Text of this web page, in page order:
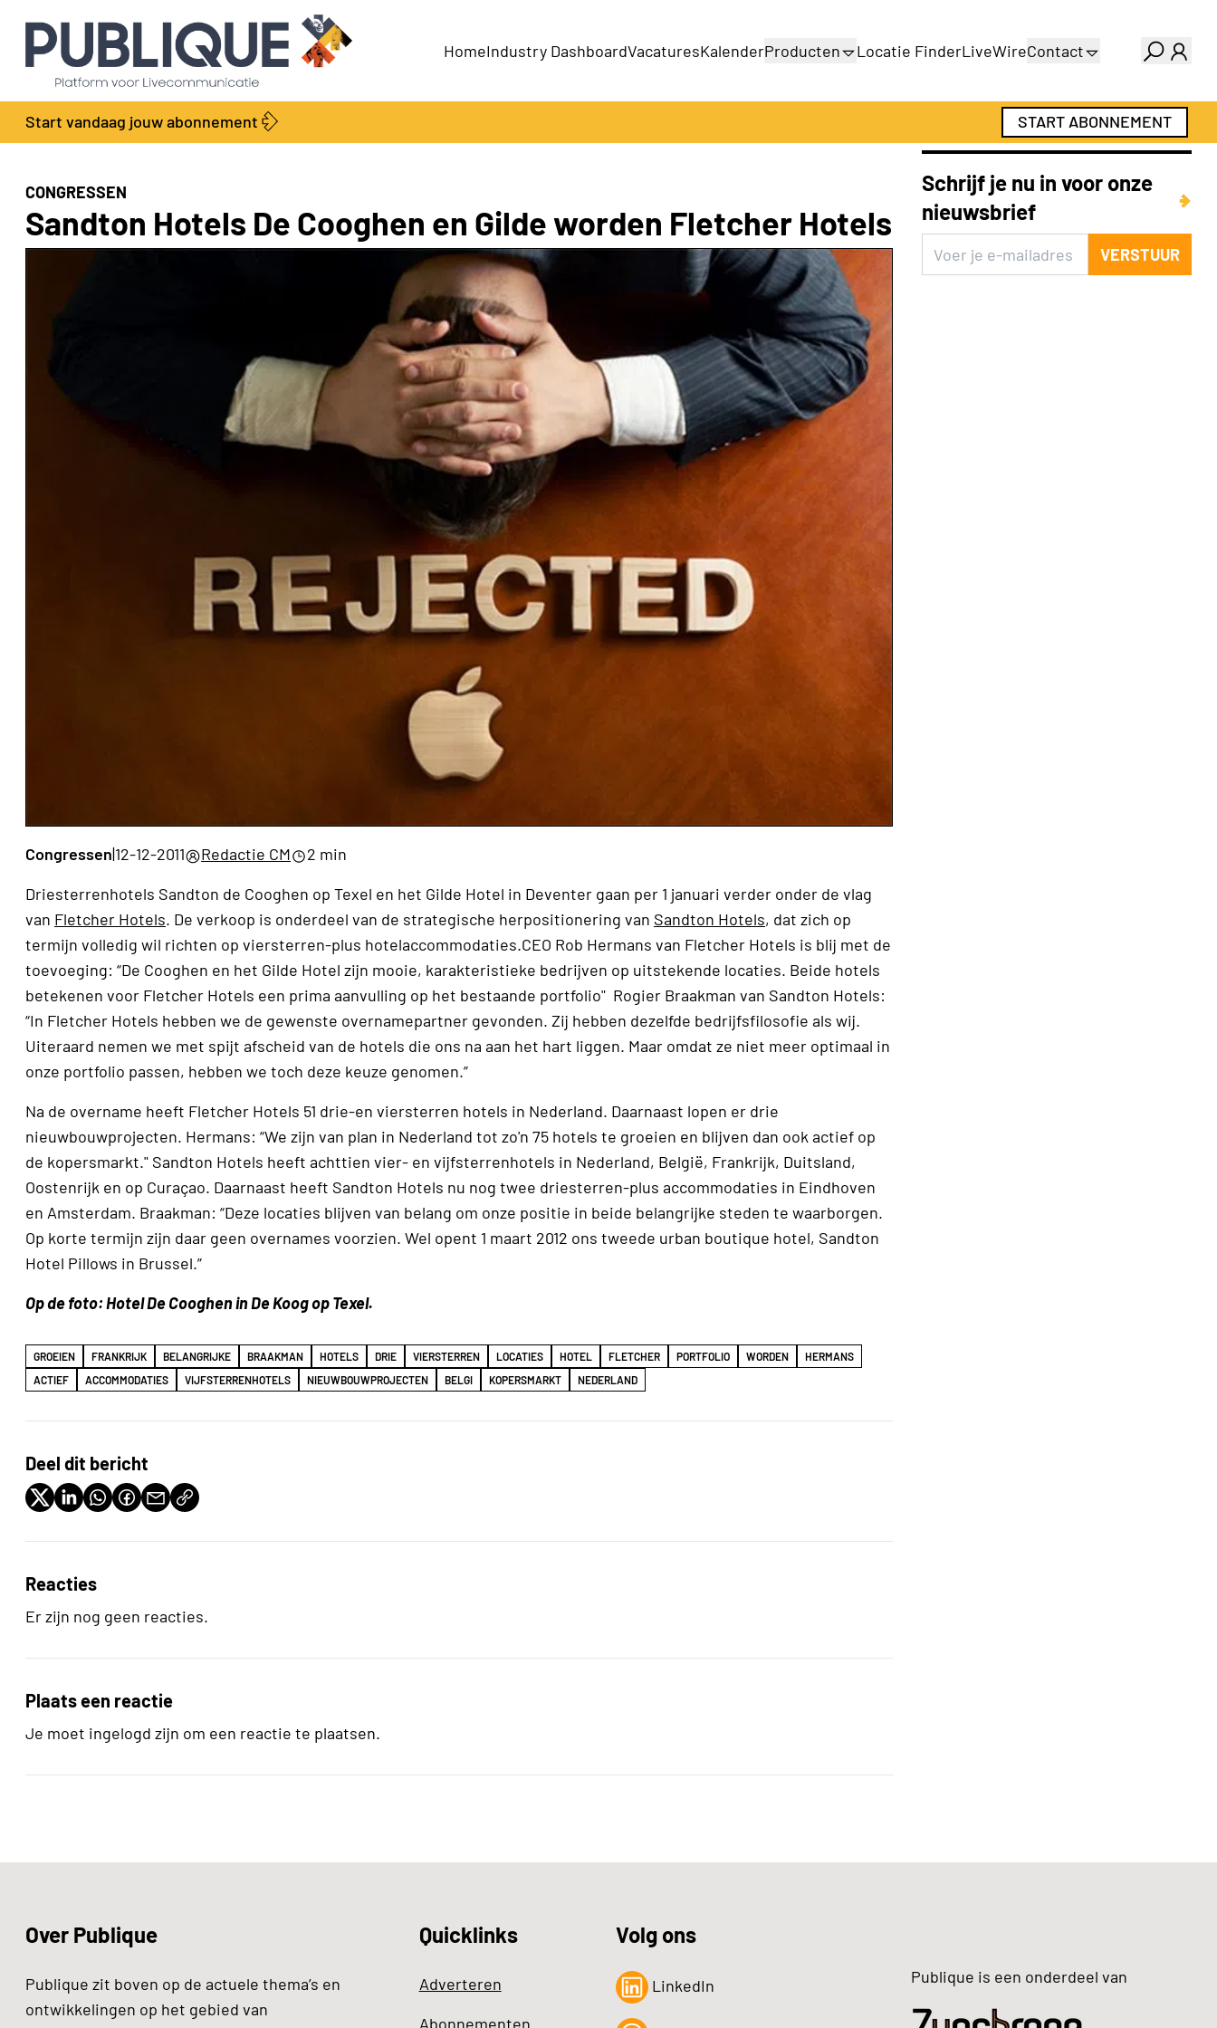
HomeIndustry DashboardVacaturesKalenderProducten
Productengids
Locatie FinderLiveWireContact
Adverteren
Abonnementen
Start vandaag jouw abonnement START ABONNEMENT
CONGRESSEN
Sandton Hotels De Cooghen en Gilde worden Fletcher Hotels
Congressen|12-12-2011 Redactie CM
2 min
Driesterrenhotels Sandton de Cooghen op Texel en het Gilde Hotel in Deventer gaan per 1 januari verder onder de vlag
van Fletcher Hotels. De verkoop is onderdeel van de strategische herpositionering van Sandton Hotels, dat zich op
termijn volledig wil richten op viersterren-plus hotelaccommodaties.CEO Rob Hermans van Fletcher Hotels is blij met de
toevoeging: “De Cooghen en het Gilde Hotel zijn mooie, karakteristieke bedrijven op uitstekende locaties. Beide hotels
betekenen voor Fletcher Hotels een prima aanvulling op het bestaande portfolio" Rogier Braakman van Sandton Hotels:
“In Fletcher Hotels hebben we de gewenste overnamepartner gevonden. Zij hebben dezelfde bedrijfsfilosofie als wij.
Uiteraard nemen we met spijt afscheid van de hotels die ons na aan het hart liggen. Maar omdat ze niet meer optimaal in
onze portfolio passen, hebben we toch deze keuze genomen.”
Na de overname heeft Fletcher Hotels 51 drie-en viersterren hotels in Nederland. Daarnaast lopen er drie
nieuwbouwprojecten. Hermans: “We zijn van plan in Nederland tot zo'n 75 hotels te groeien en blijven dan ook actief op
de kopersmarkt." Sandton Hotels heeft achttien vier- en vijfsterrenhotels in Nederland, België, Frankrijk, Duitsland,
Oostenrijk en op Curaçao. Daarnaast heeft Sandton Hotels nu nog twee driesterren-plus accommodaties in Eindhoven
en Amsterdam. Braakman: “Deze locaties blijven van belang om onze positie in beide belangrijke steden te waarborgen.
Op korte termijn zijn daar geen overnames voorzien. Wel opent 1 maart 2012 ons tweede urban boutique hotel, Sandton
Hotel Pillows in Brussel.”
Op de foto: Hotel De Cooghen in De Koog op Texel.
GROEIEN FRANKRIJK BELANGRIJKE BRAAKMAN HOTELS DRIE VIERSTERREN LOCATIES HOTEL FLETCHER PORTFOLIO WORDEN
HERMANS
ACTIEF
ACCOMMODATIES VIJFSTERRENHOTELS NIEUWBOUWPROJECTEN BELGI KOPERSMARKT NEDERLAND
Deel dit bericht
Reacties
Er zijn nog geen reacties.
Plaats een reactie
Je moet ingelogd zijn om een reactie te plaatsen.
Schrijf je nu in voor onze
nieuwsbrief
VERSTUUR
Over Publique
Publique zit boven op de actuele thema’s en
ontwikkelingen op het gebied van
Quicklinks
Adverteren
Abonnementen
Volg ons
LinkedIn Publique is een onderdeel van